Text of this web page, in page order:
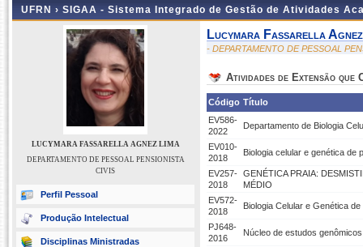
UFRN › SIGAA - Sistema Integrado de Gestão de Atividades
LUCYMARA FASSARELLA AGNEZ LIMA
DEPARTAMENTO DE PESSOAL PENSIONISTA
CIVIS
Perfil Pessoal
Produção Intelectual
Disciplinas Ministradas
Lucymara Fassarella
- DEPARTAMENTO DE PESSOAL
Atividades de Extensão que
Código Título
EV586-
2022
Departamento de Biologia
EV010-
2018
Biologia celular e genética de
EV257-
2018
GENÉTICA PRAIA:
MÉDIO
EV572-
2018
Biologia Celular e Genética
PJ648-
2016
Núcleo de estudos genômicos